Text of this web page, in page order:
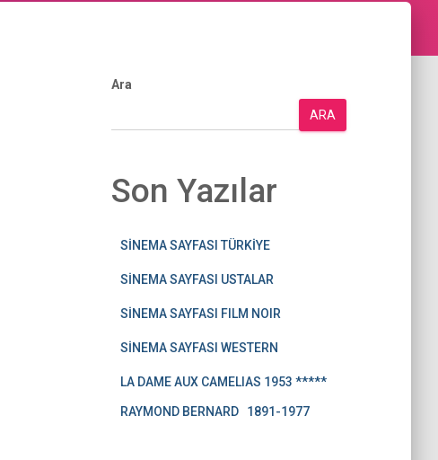
Ara
ARA
Son Yazılar
SİNEMA SAYFASI TÜRKİYE
SİNEMA SAYFASI USTALAR
SİNEMA SAYFASI FILM NOIR
SİNEMA SAYFASI WESTERN
LA DAME AUX CAMELIAS 1953 *****
RAYMOND BERNARD 1891-1977